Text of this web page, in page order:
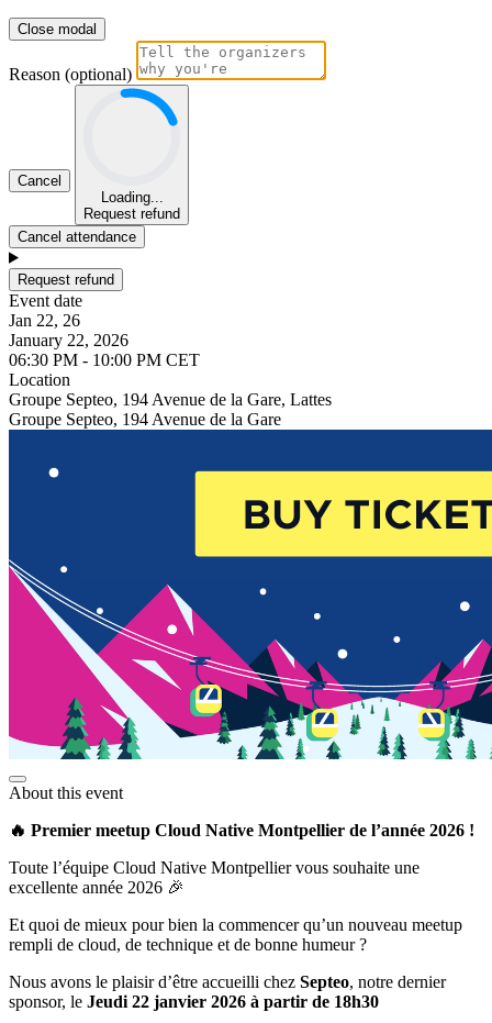
Close modal
Reason (optional)
Cancel
Loading...
Request refund
Cancel attendance
Request refund
Event date
Jan 22, 26
January 22, 2026
06:30 PM - 10:00 PM CET
Location
Groupe Septeo, 194 Avenue de la Gare, Lattes
Groupe Septeo, 194 Avenue de la Gare
About this event
🔥 Premier meetup Cloud Native Montpellier de l’année 2026 !
Toute l’équipe Cloud Native Montpellier vous souhaite une
excellente année 2026 🎉
Et quoi de mieux pour bien la commencer qu’un nouveau meetup
rempli de cloud, de technique et de bonne humeur ?
Nous avons le plaisir d’être accueilli chez Septeo, notre dernier
sponsor, le Jeudi 22 janvier 2026 à partir de 18h30